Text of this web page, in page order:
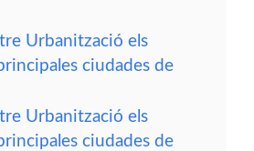
Urbanització els
ciudades de
Urbanització els
ciudades de